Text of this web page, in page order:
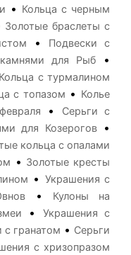
• Кольца с черным
Золотые браслеты с
•
Подвески с
для Рыб•
Кольца с турмалином
с топазом • Колье
•
Серьги с
для Козерогов•
кольца с опалами
• Золотые кресты
• Украшения с
•
Кулоны на
•
Украшения с
с гранатом • Серьги
с хризопразом